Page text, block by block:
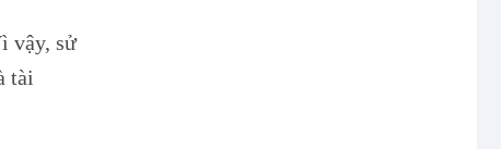
vậy, sử
tài